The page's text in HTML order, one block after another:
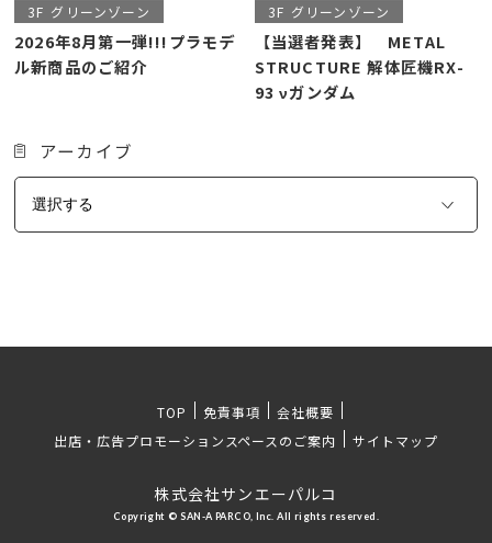
3F グリーンゾーン
2026年8月第一弾!!!プラモデ
ル新商品のご紹介
3F グリーンゾーン
【当選者発表】 METAL
STRUCTURE 解体匠機RX-
93 νガンダム
アーカイブ
TOP 免責事項
会社概要
出店・広告プロモーションスペースのご案内
サイトマップ
株式会社サンエーパルコ
Copyright © SAN-A PARCO, Inc. All rights reserved.